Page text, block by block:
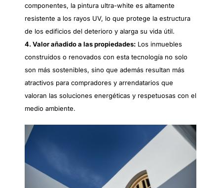
componentes, la pintura ultra-white es altamente
resistente a los rayos UV, lo que protege la estructura
de los edificios del deterioro y alarga su vida útil.
4. Valor añadido a las propiedades: Los inmuebles
construidos o renovados con esta tecnología no solo
son más sostenibles, sino que además resultan más
atractivos para compradores y arrendatarios que
valoran las soluciones energéticas y respetuosas con el
medio ambiente.